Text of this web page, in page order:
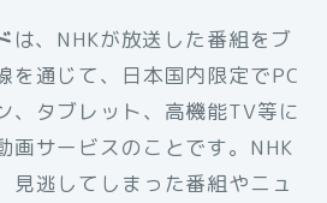
は、NHKが放送した番組をブ
を通じて、日本国内限定でPC
、タブレット、高機能TV等に
画サービスのことです。NHK
見逃してしまった番組やニュ